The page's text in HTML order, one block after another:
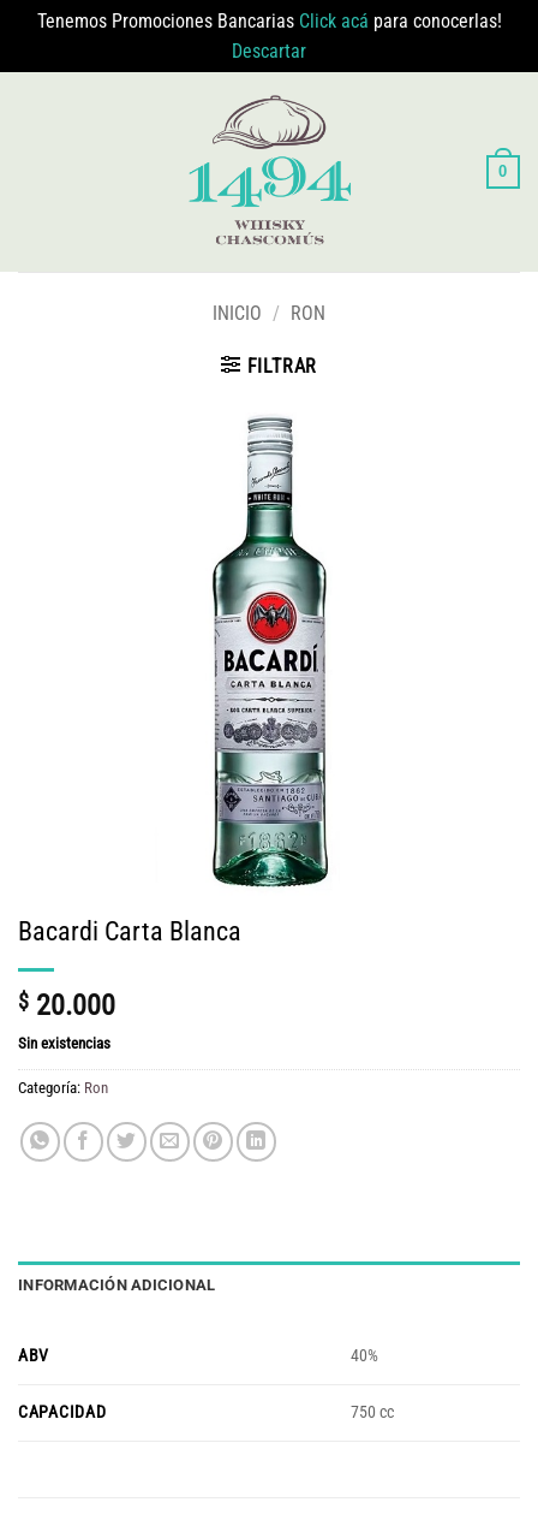
Tenemos Promociones Bancarias Click acá para conocerlas!
Descartar
0
INICIO / RON
FILTRAR
Bacardi Carta Blanca
$ 20.000
Sin existencias
Categoría: Ron
INFORMACIÓN ADICIONAL
ABV 40%
CAPACIDAD 750 cc